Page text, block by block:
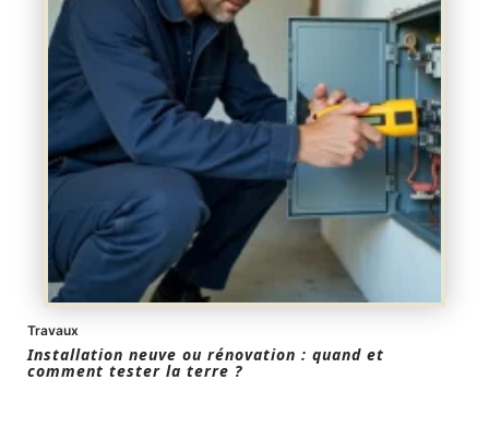
Travaux
Installation neuve ou rénovation : quand et
comment tester la terre ?